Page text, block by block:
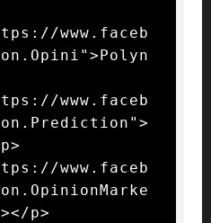
www.faceb
www.faceb
www.faceb
p>